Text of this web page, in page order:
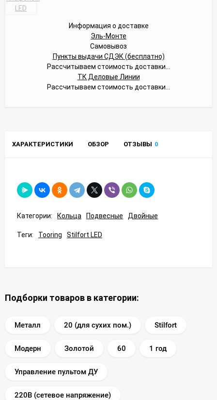
Информация о доставке
Эль-Монте
Самовывоз
Пункты выдачи СДЭК (бесплатно)
Рассчитываем стоимость доставки...
ТК Деловые Линии
Рассчитываем стоимость доставки...
ХАРАКТЕРИСТИКИ ОБЗОР ОТЗЫВЫ 0
Категории: Кольца Подвесные Двойные
Теги: Tooring Stilfort LED
Подборки товаров в категории:
Металл 20 (для сухих пом.) Stilfort
Модерн Золотой 60 1 год
Управление пультом ДУ
220В (сетевое напряжение)